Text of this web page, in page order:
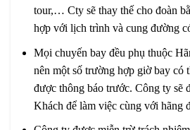
tour,… Cty sẽ thay thế cho đoàn
hợp với lịch trình và cung đường
Mọi chuyến bay đều phụ thuộc
nên một số trường hợp giờ bay có
được thông báo trước. Công ty sẽ
Khách để làm việc cùng với hãng